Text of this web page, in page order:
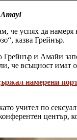
че успях да намеря
казва Грейнър.
Грейнър и Амайи
че всъщност имат
намерени
учител по
център,